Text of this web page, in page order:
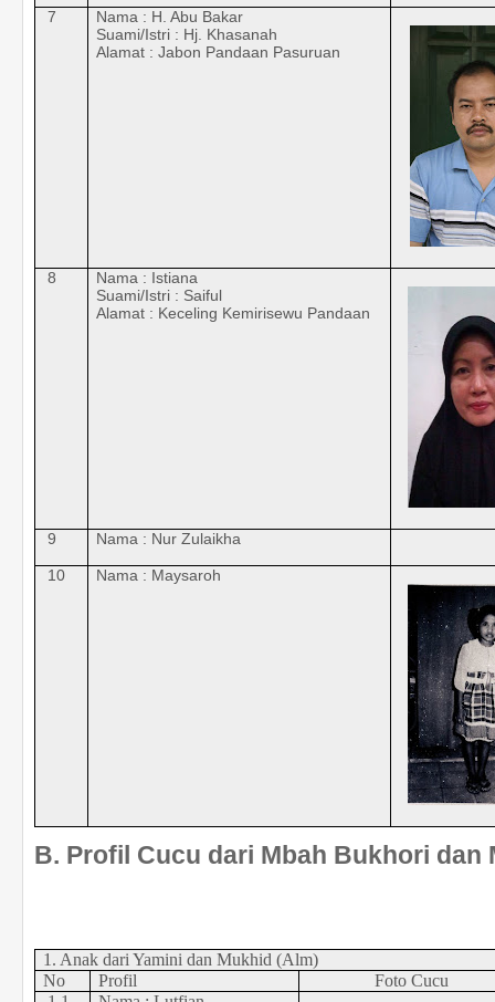
7
Nama : H. Abu Bakar
Suami/Istri : Hj. Khasanah
Alamat : Jabon Pandaan Pasuruan
8
Nama : Istiana
Suami/Istri : Saiful
Alamat : Keceling Kemirisewu Pandaan
9 Nama : Nur Zulaikha
10 Nama : Maysaroh
B. Profil Cucu dari Mbah Bukhori dan
1. Anak dari Yamini dan Mukhid (Alm)
No
Profil
Foto Cucu